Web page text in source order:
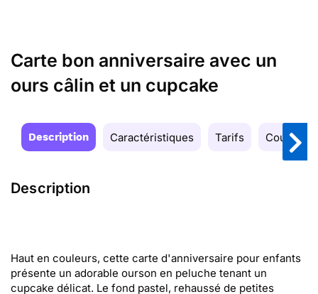
Carte bon anniversaire avec un
ours câlin et un cupcake
Description Caractéristiques Tarifs Couleurs
Description
Haut en couleurs, cette carte d'anniversaire pour enfants
présente un adorable ourson en peluche tenant un
cupcake délicat. Le fond pastel, rehaussé de petites